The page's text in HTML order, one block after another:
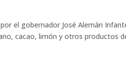
el gobernador José Alemán
cacao, limón y otros productos